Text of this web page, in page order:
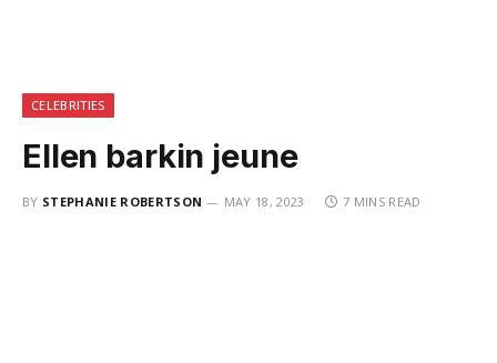
CELEBRITIES
Ellen barkin jeune
BY STEPHANIE ROBERTSON MAY 18, 2023 7 MINS READ